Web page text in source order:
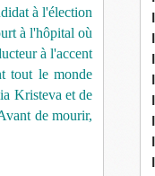
à l'élection
à l'hôpital où
à l'accent
tout le monde
Kristeva et de
de mourir,